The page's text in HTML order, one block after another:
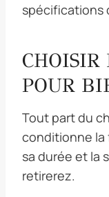
spécifications
CHOISIR
POUR
Tout part du
conditionne la
sa durée et la
retirerez.